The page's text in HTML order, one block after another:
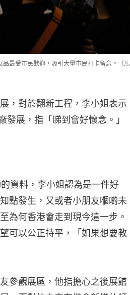
最受市民歡迎，吸引大量市民打卡留念。（馬
，對於翻新工程，李小姐表示
展，指「睇到會好懷念。」
資料，李小姐認為是一件好
點發生，又或者小朋友嗰啲未
為何香港會走到現今這一步。
可以公正持平，「如果想要教
參觀展區，他指擔心之後展館